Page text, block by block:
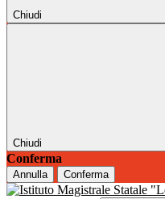
Chiudi
Chiudi
Conferma
Annulla Conferma